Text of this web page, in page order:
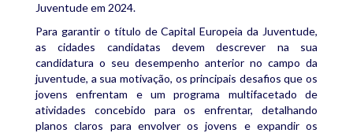
Juventude em 2024.
Para garantir o título de Capital Europeia da Juventude,
as cidades candidatas devem descrever na sua
candidatura o seu desempenho anterior no campo da
juventude, a sua motivação, os principais desafios que os
jovens enfrentam e um programa multifacetado de
atividades concebido para os enfrentar, detalhando
planos claros para envolver os jovens e expandir os